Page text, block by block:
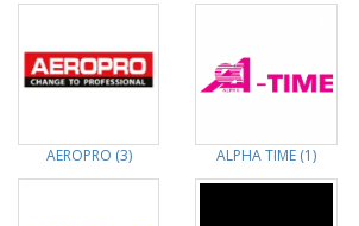
AEROPRO (3) ALPHA TIME (1)